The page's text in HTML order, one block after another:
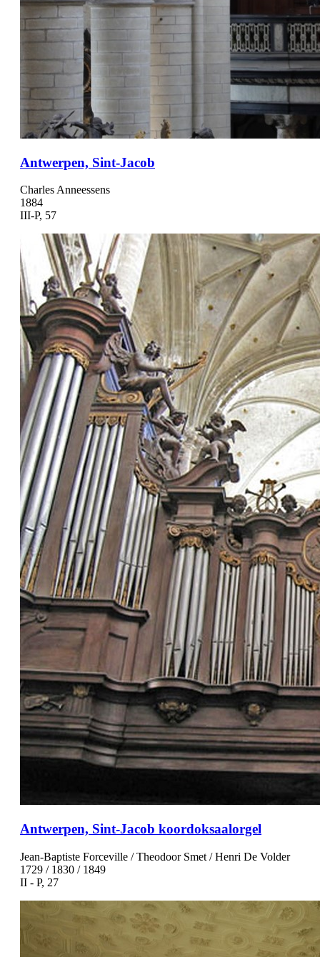
Antwerpen, Sint-Jacob
Charles Anneessens
1884
III-P, 57
Antwerpen, Sint-Jacob koordoksaalorgel
Jean-Baptiste Forceville / Theodoor Smet / Henri De Volder
1729 / 1830 / 1849
II - P, 27